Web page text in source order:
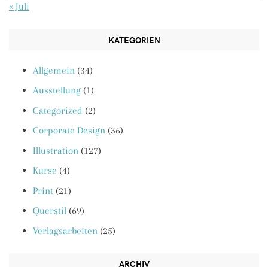
« Juli
KATEGORIEN
Allgemein (34)
Ausstellung (1)
Categorized (2)
Corporate Design (36)
Illustration (127)
Kurse (4)
Print (21)
Querstil (69)
Verlagsarbeiten (25)
ARCHIV